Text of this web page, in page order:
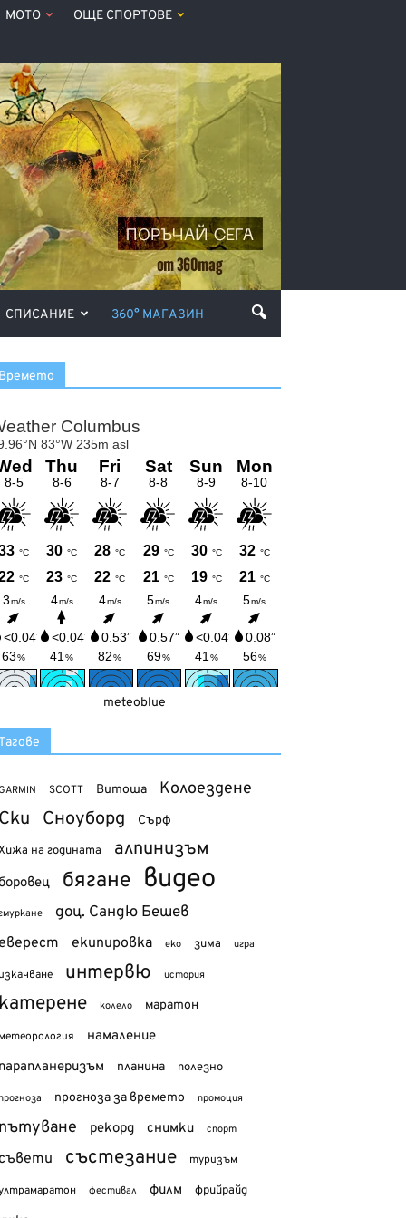
МОТО ОЩЕ СПОРТОВЕ
СПИСАНИЕ 360° МАГАЗИН
meteoblue
SCOTT Витоша Колоездене
Сноуборд Сърф
на годината алпинизъм
бягане видео
доц. Сандю Бешев
екипировка еко зима игра
интервю история
колело маратон
намаление
планина полезно
прогноза за времето промоция
рекорд снимки спорт
състезание туризъм
фестивал филм фрийрайд